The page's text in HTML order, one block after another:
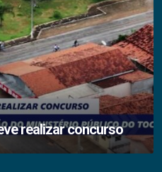
realizar concurso